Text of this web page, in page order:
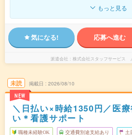
もっと見る
気になる! 応募へ進む
派遣会社 株式会社スタッフサービス
未読
NEW
掲載日 2026/08/10
＼日払い×時給1350円／医
い＊看護サポート
職種未経験OK 交通費別途支給あり 土